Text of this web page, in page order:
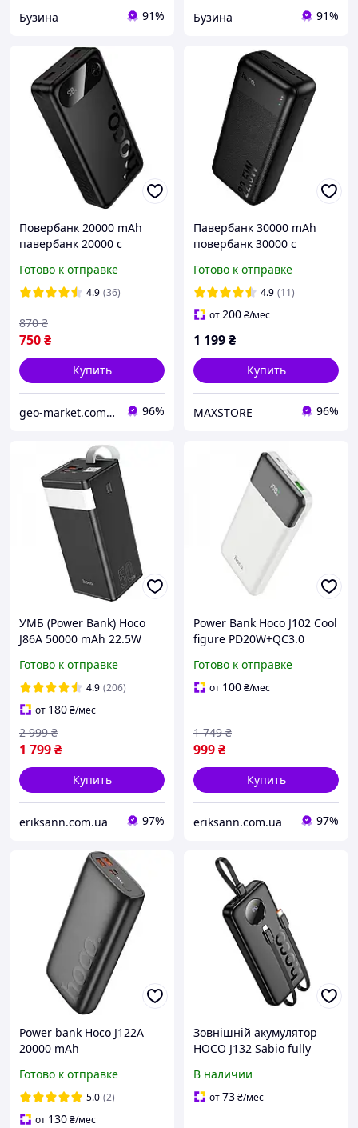
Бузина 91% Бузина 91%
Повербанк 20000 mAh
павербанк 20000 с
HOCO J154A повер банк
для роутера power bank
Готово к отправке
4.9 (36)
750₴
870 ₴
Купить
geo-market.com.ua 96%
Павербанк 30000 mAh
повербанк 30000 с
HOCO J159B повер банк
для роутера power bank
Черный
Готово к отправке
4.9 (11)
от200₴/мес
1 199₴
Купить
MAXSTORE 96%
УМБ (Power Bank) Hoco
J86A 50000 mAh 22.5W
Готово к отправке
4.9 (206)
от 180₴/мес
1 799₴
2 999 ₴
Купить
eriksann.com.ua 97%
Power Bank Hoco J102 Cool
figure PD20W+QC3.0
Готово к отправке
от 100₴/мес
999₴
1 749 ₴
Купить
eriksann.com.ua 97%
Power bank Hoco J122A
20000 mAh
быстрой зарядкой
повербанк 2xUSB Black
Готово к отправке
5.0 (2)
от 130₴/мес
Зовнішній акумулятор
HOCO J132 Sabio fully
with 3 cables (10000mAh)
Black PTR
В наличии
от73₴/мес